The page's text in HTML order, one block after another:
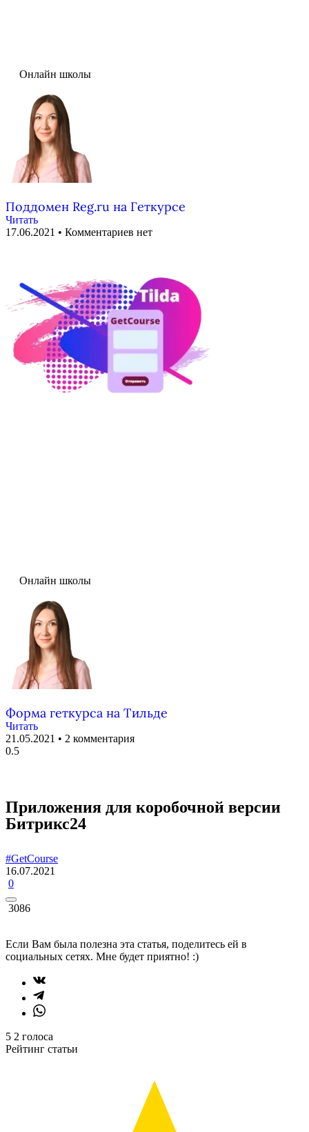
Онлайн школы
Поддомен Reg.ru на Геткурсе
Читать
17.06.2021
Комментариев нет
Онлайн школы
Форма геткурса на Тильде
Читать
21.05.2021
2 комментария
Приложения для коробочной версии
Битрикс24
#GetCourse
16.07.2021
0
3086
Если Вам была полезна эта статья, поделитесь ей в
социальных сетях. Мне будет приятно! :)
5 2 голоса
Рейтинг статьи